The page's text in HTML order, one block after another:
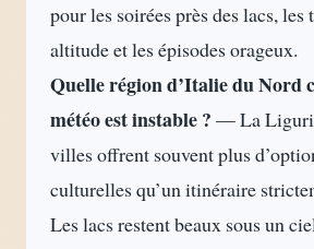
pour les soirées près des lacs, les
altitude et les épisodes orageux.
Quelle région d’Italie du Nord
météo est instable ? — La
villes offrent souvent plus
culturelles qu’un itinéraire
Les lacs restent beaux sous un